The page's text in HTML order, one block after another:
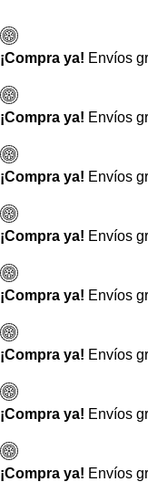
al
contenido
¡Compra ya! Envíos
¡Compra ya! Envíos
¡Compra ya! Envíos
¡Compra ya! Envíos
¡Compra ya! Envíos
¡Compra ya! Envíos
¡Compra ya! Envíos
¡Compra ya! Envíos
de
productos